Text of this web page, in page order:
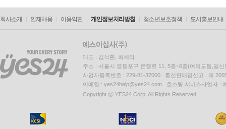
회사소개 인재채용 이용약관 개인정보처리방침 청소년보호정책 도서홍보안내
대표 : 김석환, 최세라
주소 : 서울시 영등포구 은행로 11, 5층~6층(여의도동,일신
사업자등록번호 : 229-81-37000 통신판매업신고 : 제
이메일 : yes24help@yes24.com 호스팅 서비스사업자 :
Copyright ⓒ YES24 Corp. All Rights Reserved.